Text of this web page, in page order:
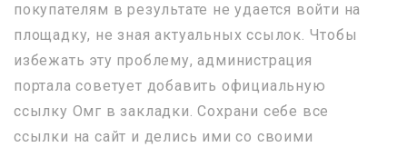
покупателям в результате не удается войти на
площадку, не зная актуальных ссылок. Чтобы
избежать эту проблему, администрация
портала советует добавить официальную
ссылку Омг в закладки. Сохрани себе все
ссылки на сайт и делись ими со своими